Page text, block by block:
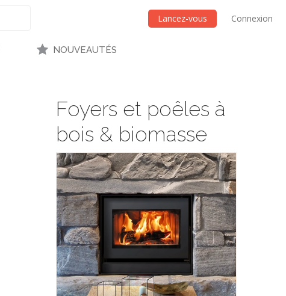
Lancez-vous Connexion
NOUVEAUTÉS
Foyers et poêles à
bois & biomasse